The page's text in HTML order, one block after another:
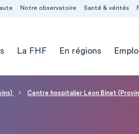
Notre observatoire Santé & vérités
La FHF En régions
Centre hospitalier Léon Binet